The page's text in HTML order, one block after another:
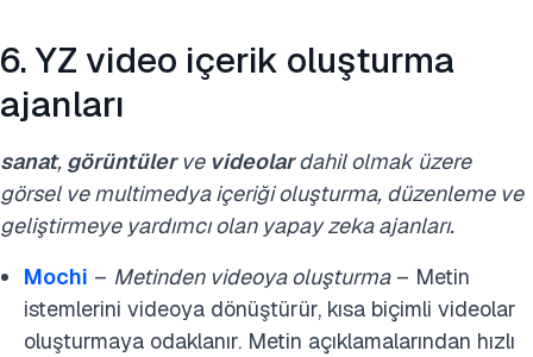
6. YZ video içerik oluşturma
ajanları
sanat, görüntülerve videolardahil olmak üzere
görsel ve multimedya içeriği oluşturma, düzenleme ve
geliştirmeye yardımcı olan yapay zeka ajanları.
Mochi – Metinden videoya oluşturma– Metin
istemlerini videoya dönüştürür, kısa biçimli videolar
oluşturmaya odaklanır. Metin açıklamalarından hızlı